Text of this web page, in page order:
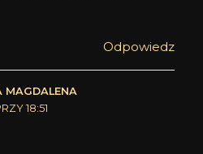
Odpowiedz
MAGDALENA
18:51